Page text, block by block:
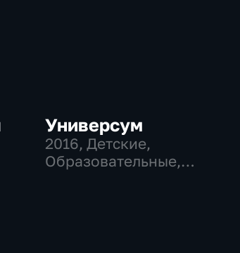
Универсум
2016, Детские,
Образовательные,